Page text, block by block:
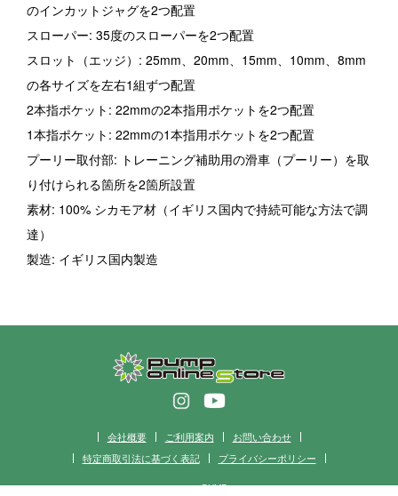
のインカットジャグを2つ配置
スローパー: 35度のスローパーを2つ配置
スロット（エッジ）: 25mm、20mm、15mm、10mm、8mm
の各サイズを左右1組ずつ配置
2本指ポケット: 22mmの2本指用ポケットを2つ配置
1本指ポケット: 22mmの1本指用ポケットを2つ配置
プーリー取付部: トレーニング補助用の滑車（プーリー）を取
り付けられる箇所を2箇所設置
素材: 100% シカモア材（イギリス国内で持続可能な方法で調
達）
製造: イギリス国内製造
会社概要 ご利用案内
お問い合わせ
特定商取引法に基づく表記
プライバシーポリシー
© 2023 PUMP.